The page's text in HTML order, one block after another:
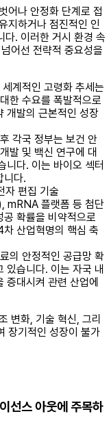
어나 안정화 단계로 접
지하거나 점진적인 인
다. 이러한 거시 환경 속
어선 전략적 중요성을
세계적인 고령화 추세는
한 수요를 폭발적으로
개발의 근본적인 성장
각국 정부는 보건 안
발 및 백신 연구에 대
니다. 이는 바이오 섹터
니다.
자 편집 기술
mRNA 플랫폼 등 첨단
확률을 비약적으로
산업혁명의 핵심 축
의 안정적인 공급망 확
있습니다. 이는 자국 내
증대시켜 관련 산업에
변화, 기술 혁신, 그리
장기적인 성장이 불가
선스 아웃에 주목하